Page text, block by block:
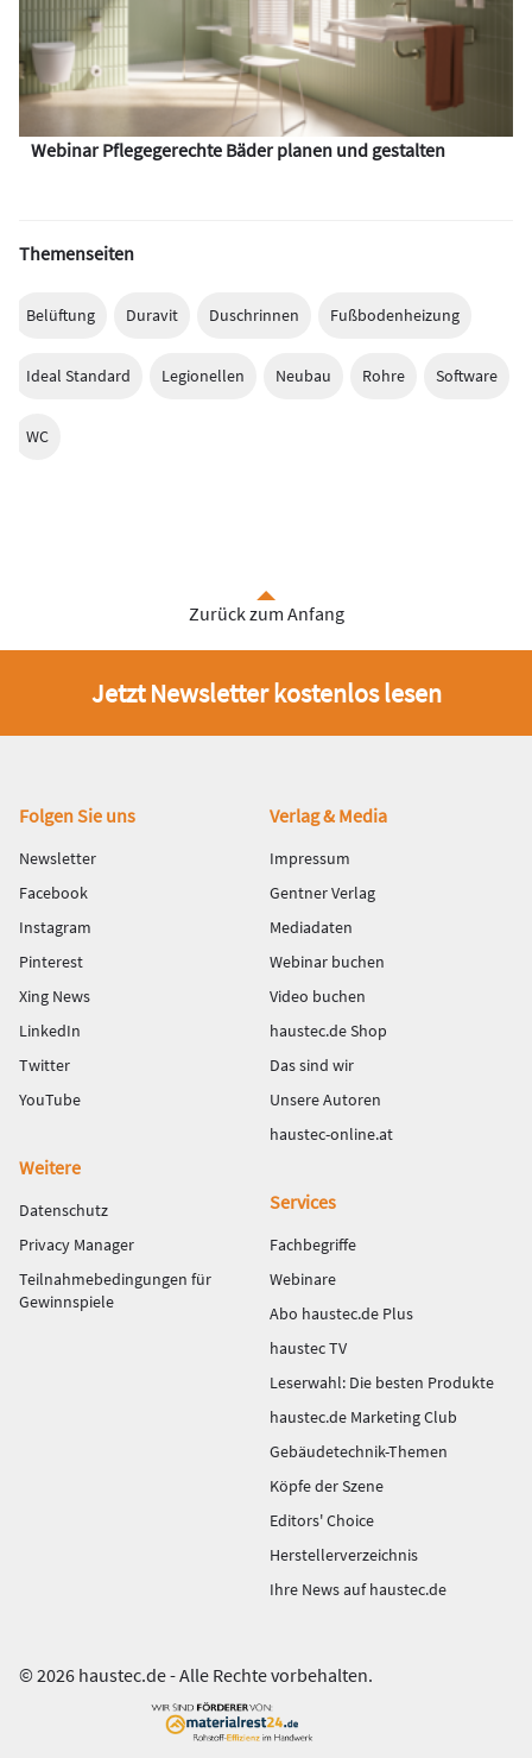
Webinar Pflegegerechte Bäder planen und gestalten
Themenseiten
Belüftung Duravit Duschrinnen Fußbodenheizung
Ideal Standard Legionellen Neubau Rohre Software
WC
Zurück zum Anfang
Jetzt Newsletter kostenlos lesen
Fußbereich
Folgen Sie uns
Newsletter
Facebook
Instagram
Pinterest
Xing News
LinkedIn
Twitter
YouTube
Verlag & Media
Impressum
Gentner Verlag
Mediadaten
Webinar buchen
Video buchen
haustec.de Shop
Das sind wir
Unsere Autoren
haustec-online.at
Weitere
Datenschutz
Privacy Manager
Teilnahmebedingungen für
Gewinnspiele
Services
Fachbegriffe
Webinare
Abo haustec.de Plus
haustec TV
Leserwahl: Die besten Produkte
haustec.de Marketing Club
Gebäudetechnik-Themen
Köpfe der Szene
Editors' Choice
Herstellerverzeichnis
Ihre News auf haustec.de
© 2026 haustec.de - Alle Rechte vorbehalten.